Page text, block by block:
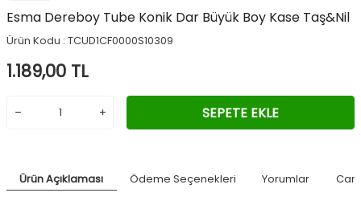
Esma Dereboy Tube Konik Dar Büyük Boy Kase Taş&Nil
Ürün Kodu : TCUD1CF0000S10309
1.189,00 TL
SEPETE EKLE
Ürün Açıklaması Ödeme Seçenekleri Yorumlar